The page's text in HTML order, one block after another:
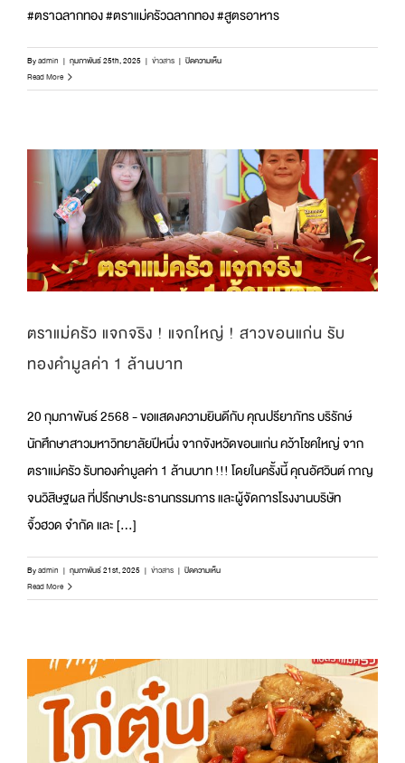
#ตราฉลากทอง #ตราแม่ครัวฉลากทอง #สูตรอาหาร
Byadmin | กุมภาพันธ์ 25th, 2025 | ข่าวสาร | ปิดความเห็นบน
หมัก
จึ้ง!
Read More
ตราแม่ครัว แจกจริง ! แจกใหญ่ ! สาวขอนแก่น รับ
ทองคำมูลค่า 1 ล้านบาท
20 กุมภาพันธ์ 2568 - ขอแสดงความยินดีกับ คุณปรียาภัทร บริรักษ์
นักศึกษาสาวมหาวิทยาลัยปีหนึ่ง จากจังหวัดขอนแก่น คว้าโชคใหญ่ จาก
ตราแม่ครัว รับทองคำมูลค่า 1 ล้านบาท !!! โดยในครั้งนี้ คุณอัศวินต์ กาญ
จนวิสิษฐผล ที่ปรึกษาประธานกรรมการ และผู้จัดการโรงงานบริษัท
จิ้วฮวด จำกัด และ [...]
Byadmin | กุมภาพันธ์ 21st, 2025 | ข่าวสาร | ปิดความเห็นบน
แม่
แจก
ใหญ่
สาว
ขอนแก่น
Read More